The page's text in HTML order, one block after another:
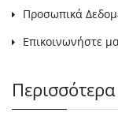
Προσωπικά
Επικοινωνήστε
Περισσότερα